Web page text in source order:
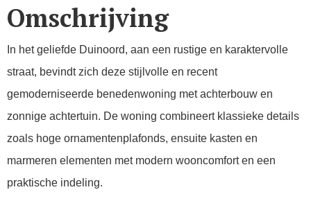
Omschrijving
In het geliefde Duinoord, aan een rustige en karaktervolle
straat, bevindt zich deze stijlvolle en recent
gemoderniseerde benedenwoning met achterbouw en
zonnige achtertuin. De woning combineert klassieke details
zoals hoge ornamentenplafonds, ensuite kasten en
marmeren elementen met modern wooncomfort en een
praktische indeling.